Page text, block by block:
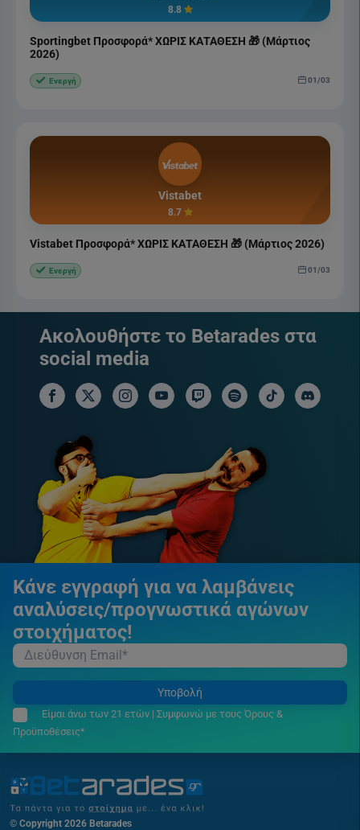
8.8
Sportingbet Προσφορά* ΧΩΡΙΣ ΚΑΤΑΘΕΣΗ 🎁 (Μάρτιος
2026)
Ενεργή 01/03
Vistabet
8.7
Vistabet Προσφορά* ΧΩΡΙΣ ΚΑΤΑΘΕΣΗ 🎁 (Μάρτιος 2026)
Ενεργή 01/03
Κάνε εγγραφή για να λαμβάνεις
αναλύσεις/προγνωστικά αγώνων
στοιχήματος!
Υποβολή
Είμαι άνω των 21 ετών | Συμφωνώ με τους Όρους &
Προϋποθέσεις*
Ακολουθήστε το Betarades στα
social media
facebook social link
x social linkinstagram social link
youtube social link
twitch social link
spotify social link
tiktok social link
discord
© Copyright 2026 Betarades